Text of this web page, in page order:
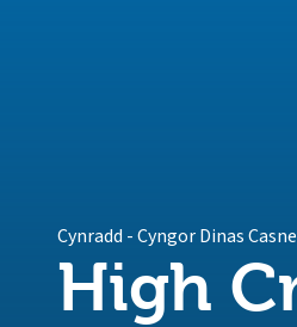
Cynradd -Cyngor Dinas
High